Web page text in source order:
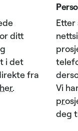
ditt
i det
fra
.
Vi
deg